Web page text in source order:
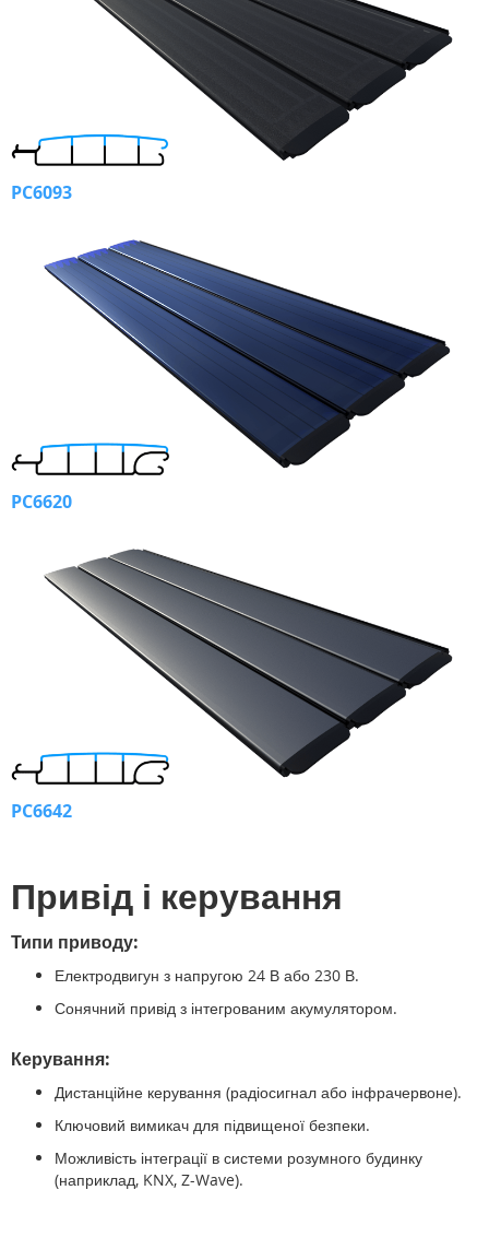
PC6093
PC6620
PC6642
Привід і керування
Типи приводу:
Електродвигун з напругою 24 В або 230 В.
Сонячний привід з інтегрованим акумулятором.
Керування:
Дистанційне керування (радіосигнал або інфрачервоне).
Ключовий вимикач для підвищеної безпеки.
Можливість інтеграції в системи розумного будинку
(наприклад, KNX, Z-Wave).